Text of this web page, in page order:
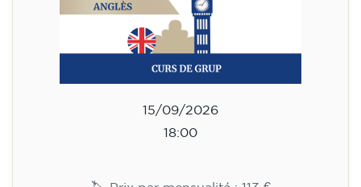
(+ matériel 51 €, paiement unique)
✔️ À partir du 1ᵉʳ août 2026 : inscription +
matériel inclus 95 € (paiement unique)
Places limitées !
Inscription